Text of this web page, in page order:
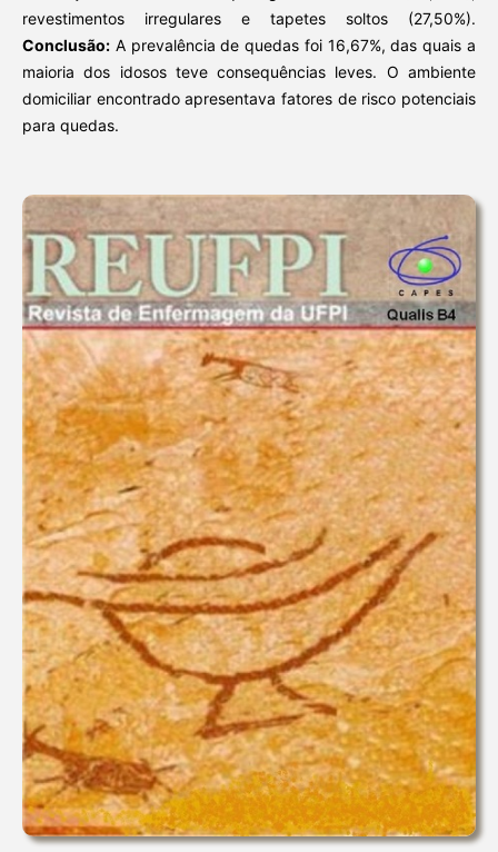
revestimentos irregulares e tapetes soltos (27,50%).
Conclusão:A prevalência de quedas foi 16,67%, das quais a
maioria dos idosos teve consequências leves. O ambiente
domiciliar encontrado apresentava fatores de risco potenciais
para quedas.